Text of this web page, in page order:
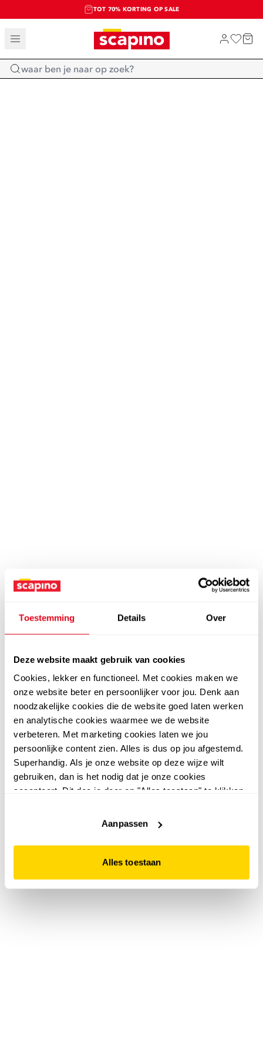
Toestemming Details Over
Deze website maakt gebruik van cookies
Cookies, lekker en functioneel. Met cookies maken we
onze website beter en persoonlijker voor jou. Denk aan
noodzakelijke cookies die de website goed laten werken
en analytische cookies waarmee we de website
verbeteren. Met marketing cookies laten we jou
persoonlijke content zien. Alles is dus op jou afgestemd.
Superhandig. Als je onze website op deze wijze wilt
gebruiken, dan is het nodig dat je onze cookies
accepteert. Dit doe je door op "Alles toestaan" te klikken.
website niet optimaal functioneert.
Aanpassen
Alles toestaan
TOT 70% KORTING OP SALE
SALE: LAATSTE KANS!
SHOP NIEUW
Home